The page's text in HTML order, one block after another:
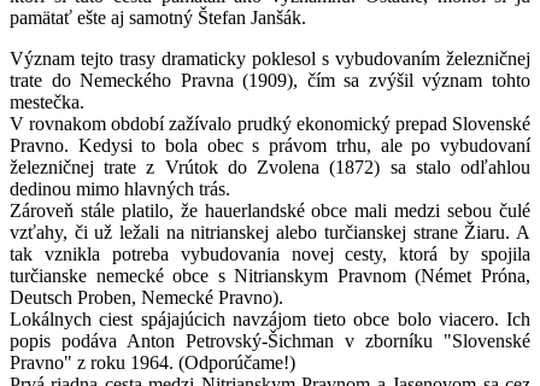
pamätať ešte aj samotný Štefan Janšák.
Význam tejto trasy dramaticky poklesol s vybudovaním železničnej
trate do Nemeckého Pravna (1909), čím sa zvýšil význam tohto
mestečka.
V rovnakom období zažívalo prudký ekonomický prepad Slovenské
Pravno. Kedysi to bola obec s právom trhu, ale po vybudovaní
železničnej trate z Vrútok do Zvolena (1872) sa stalo odľahlou
dedinou mimo hlavných trás.
Zároveň stále platilo, že hauerlandské obce mali medzi sebou čulé
vzťahy, či už ležali na nitrianskej alebo turčianskej strane Žiaru. A
tak vznikla potreba vybudovania novej cesty, ktorá by spojila
turčianske nemecké obce s Nitrianskym Pravnom (Német Próna,
Deutsch Proben, Nemecké Pravno).
Lokálnych ciest spájajúcich navzájom tieto obce bolo viacero. Ich
popis podáva Anton Petrovský-Šichman v zborníku "Slovenské
Pravno" z roku 1964. (Odporúčame!)